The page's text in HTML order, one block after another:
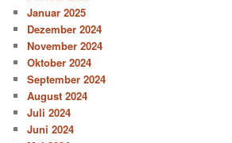
Januar 2025
Dezember 2024
November 2024
Oktober 2024
September 2024
August 2024
Juli 2024
Juni 2024